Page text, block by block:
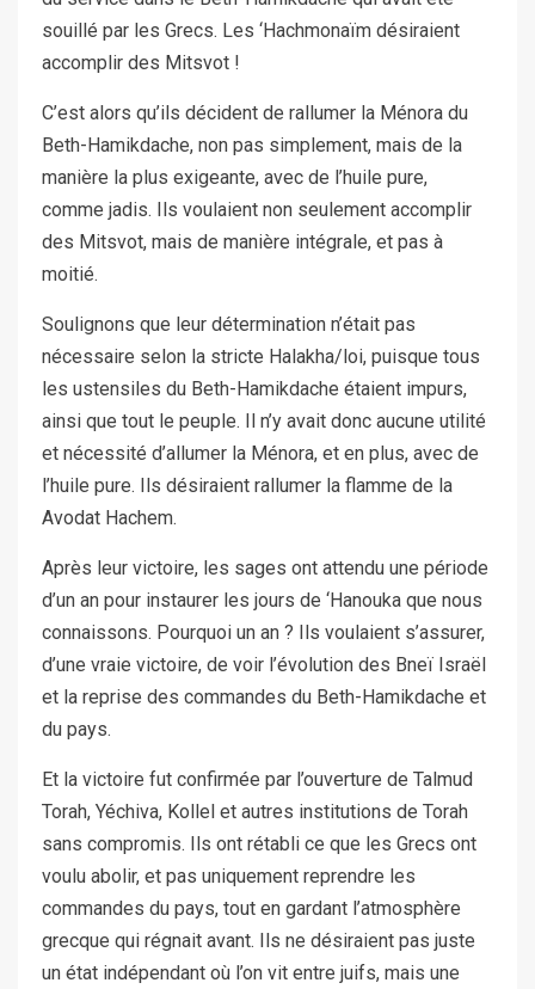
souillé par les Grecs. Les ‘Hachmonaïm désiraient
accomplir des Mitsvot !
C’est alors qu’ils décident de rallumer la Ménora du
Beth-Hamikdache, non pas simplement, mais de la
manière la plus exigeante, avec de l’huile pure,
comme jadis. Ils voulaient non seulement accomplir
des Mitsvot, mais de manière intégrale, et pas à
moitié.
Soulignons que leur détermination n’était pas
nécessaire selon la stricte Halakha/loi, puisque tous
les ustensiles du Beth-Hamikdache étaient impurs,
ainsi que tout le peuple. Il n’y avait donc aucune utilité
et nécessité d’allumer la Ménora, et en plus, avec de
l’huile pure. Ils désiraient rallumer la flamme de la
Avodat Hachem.
Après leur victoire, les sages ont attendu une période
d’un an pour instaurer les jours de ‘Hanouka que nous
connaissons. Pourquoi un an ? Ils voulaient s’assurer,
d’une vraie victoire, de voir l’évolution des Bneï Israël
et la reprise des commandes du Beth-Hamikdache et
du pays.
Et la victoire fut confirmée par l’ouverture de Talmud
Torah, Yéchiva, Kollel et autres institutions de Torah
sans compromis. Ils ont rétabli ce que les Grecs ont
voulu abolir, et pas uniquement reprendre les
commandes du pays, tout en gardant l’atmosphère
grecque qui régnait avant. Ils ne désiraient pas juste
un état indépendant où l’on vit entre juifs, mais une